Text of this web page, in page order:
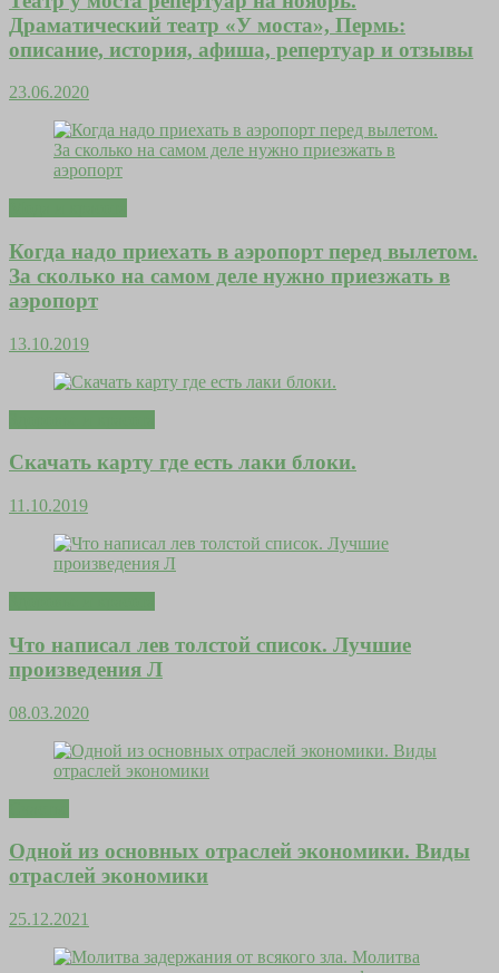
Драматический театр «У моста», Пермь:
описание, история, афиша, репертуар и отзывы
23.06.2020
Когда надо приехать в аэропорт перед вылетом.
За сколько на самом деле нужно приезжать в
аэропорт
13.10.2019
Скачать карту где есть лаки блоки.
11.10.2019
Что написал лев толстой список. Лучшие
произведения Л
08.03.2020
Одной из основных отраслей экономики. Виды
отраслей экономики
25.12.2021